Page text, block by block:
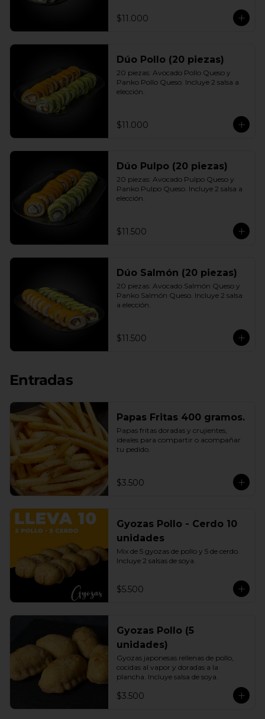
$11.000
Dúo Pollo (20 piezas)
20 piezas: Avocado Pollo Queso y
Panko Pollo Queso. Incluye 2 salsa a
elección.
$11.000
Dúo Pulpo (20 piezas)
20 piezas: Avocado Pulpo Queso y
Panko Pulpo Queso. Incluye 2 salsa a
elección.
$11.500
Dúo Salmón (20 piezas)
20 piezas: Avocado Salmón Queso y
Panko Salmón Queso. Incluye 2 salsa
a elección.
$11.500
Entradas
Papas Fritas 400 gramos.
Papas fritas doradas y crujientes,
ideales para compartir o acompañar
tu pedido.
$3.500
Gyozas Pollo - Cerdo 10
unidades
Mix de 5 gyozas de pollo y 5 de cerdo.
Incluye 2 salsas de soya.
$5.500
Gyozas Pollo (5
unidades)
Gyozas japonesas rellenas de pollo,
cocidas al vapor y doradas a la
plancha. Incluye salsa de soya.
$3.500